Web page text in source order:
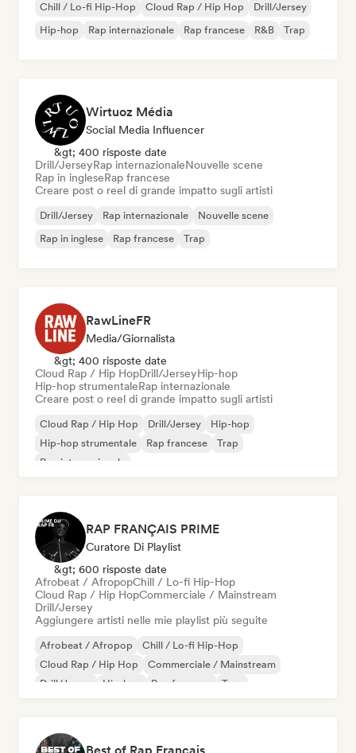
Chill / Lo-fi Hip-Hop Cloud Rap / Hip Hop
Drill/Jersey
Hip-hop
Rap internazionale Rap francese R&B Trap
Wirtuoz Média
Social Media Influencer
&gt; 400 risposte date
Drill/JerseyRap internazionaleNouvelle scene
Rap in ingleseRap francese
Creare post o reel di grande impatto sugli artisti
Drill/Jersey Rap internazionale
Nouvelle scene
Rap in inglese
Rap francese Trap
RawLineFR
Media/Giornalista
&gt; 400 risposte date
Cloud Rap / Hip HopDrill/JerseyHip-hop
Hip-hop strumentaleRap internazionale
Creare post o reel di grande impatto sugli artisti
Cloud Rap / Hip Hop Drill/Jersey
Hip-hop
Hip-hop strumentale
Rap francese
Trap
Rap internazionale
RAP FRANÇAIS PRIME
Curatore Di Playlist
&gt; 600 risposte date
Afrobeat / AfropopChill / Lo-fi Hip-Hop
Cloud Rap / Hip HopCommerciale / Mainstream
Drill/Jersey
Aggiungere artisti nelle mie playlist più seguite
Afrobeat / Afropop
Chill / Lo-fi Hip-Hop
Cloud Rap / Hip Hop
Commerciale / Mainstream
Drill/Jersey
Hip-hop Rap francese Trap